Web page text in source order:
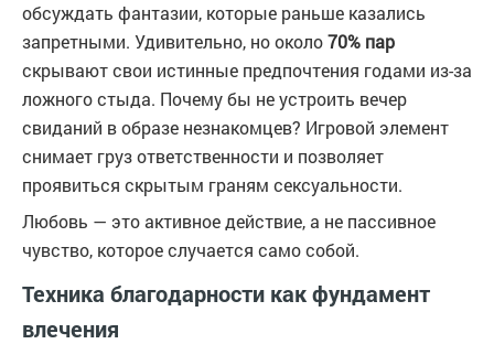
обсуждать фантазии, которые раньше казались
запретными. Удивительно, но около70% пар
скрывают свои истинные предпочтения годами из-за
ложного стыда. Почему бы не устроить вечер
свиданий в образе незнакомцев? Игровой элемент
снимает груз ответственности и позволяет
проявиться скрытым граням сексуальности.
Любовь — это активное действие, а не пассивное
чувство, которое случается само собой.
Техника благодарности как фундамент
влечения